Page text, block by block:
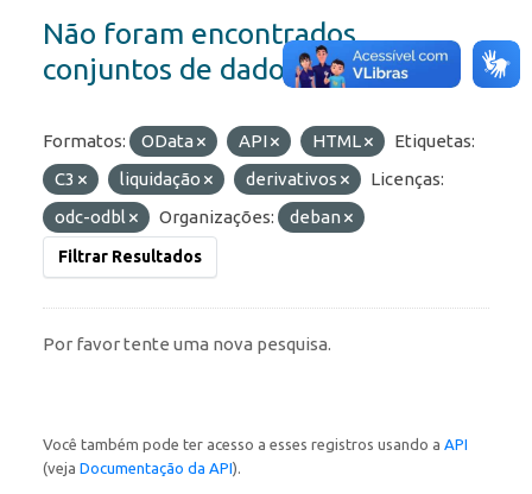
Não foram encontrados
conjuntos de dados
Formatos: OData API HTML
Etiquetas:
C3
liquidação derivativos
Licenças:
odc-odbl
Organizações: deban
Filtrar Resultados
Por favor tente uma nova pesquisa.
Você também pode ter acesso a esses registros usando a API
(veja Documentação da API).